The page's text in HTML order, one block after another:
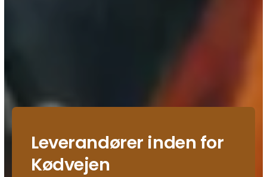
Leverandører inden for
Kødvejen